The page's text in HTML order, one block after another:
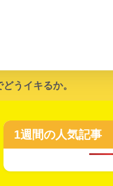
うイキるか。
1週間の人気記事